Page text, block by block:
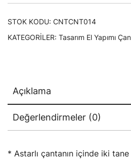
STOK KODU: CNTCNT014
KATEGORILER: Tasarım El Yapımı
Açıklama
Değerlendirmeler (0)
* Astarlı çantanın içinde iki